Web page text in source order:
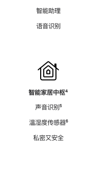
智能助理
语音识别
智能家居中枢脚
⁴
声音识别脚
⁵
温湿度传感器脚
⁶
私密又安全